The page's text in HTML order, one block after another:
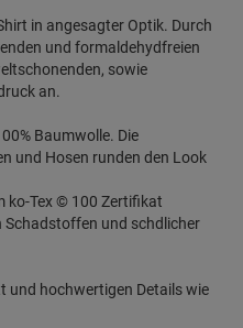
in angesagter Optik. Durch
und formaldehydfreien
sowie
an.
Baumwolle. Die
und Hosen runden den Look
ko-Tex © 100 Zertifikat
und schdlicher
und hochwertigen Details wie